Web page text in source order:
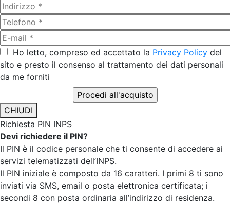
Ho letto, compreso ed accettato la Privacy Policy del
sito e presto il consenso al trattamento dei dati personali
da me forniti
CHIUDI
Richiesta PIN INPS
Devi richiedere il PIN?
Il PIN è il codice personale che ti consente di accedere ai
servizi telematizzati dell’INPS.
Il PIN iniziale è composto da 16 caratteri. I primi 8 ti sono
inviati via SMS, email o posta elettronica certificata; i
secondi 8 con posta ordinaria all’indirizzo di residenza.